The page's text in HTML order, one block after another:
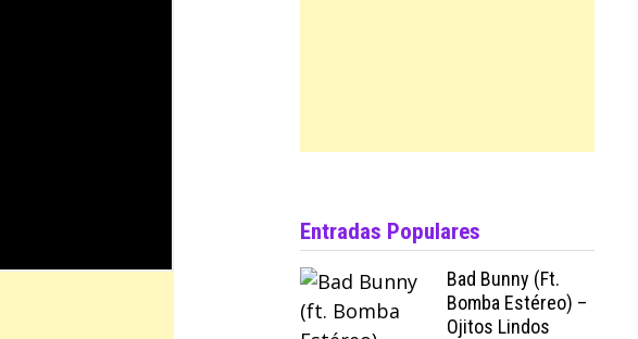
Entradas Populares
Bad Bunny (ft.
Bomba Estéreo) –
Ojitos Lindos